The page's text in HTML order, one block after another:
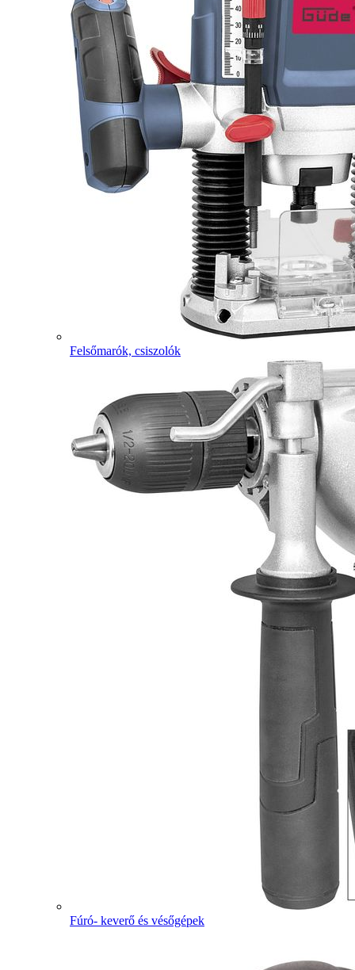
Felsőmarók, csiszolók
Fúró- keverő és vésőgépek